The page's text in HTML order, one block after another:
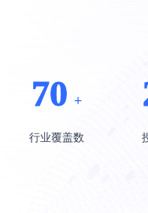
70 +
行业覆盖数